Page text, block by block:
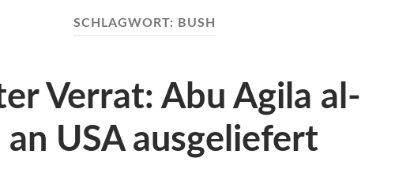
SCHLAGWORT: BUSH
Verrat: Abu Agila al-
an USA ausgeliefert